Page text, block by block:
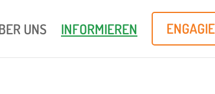
UNS INFORMIEREN